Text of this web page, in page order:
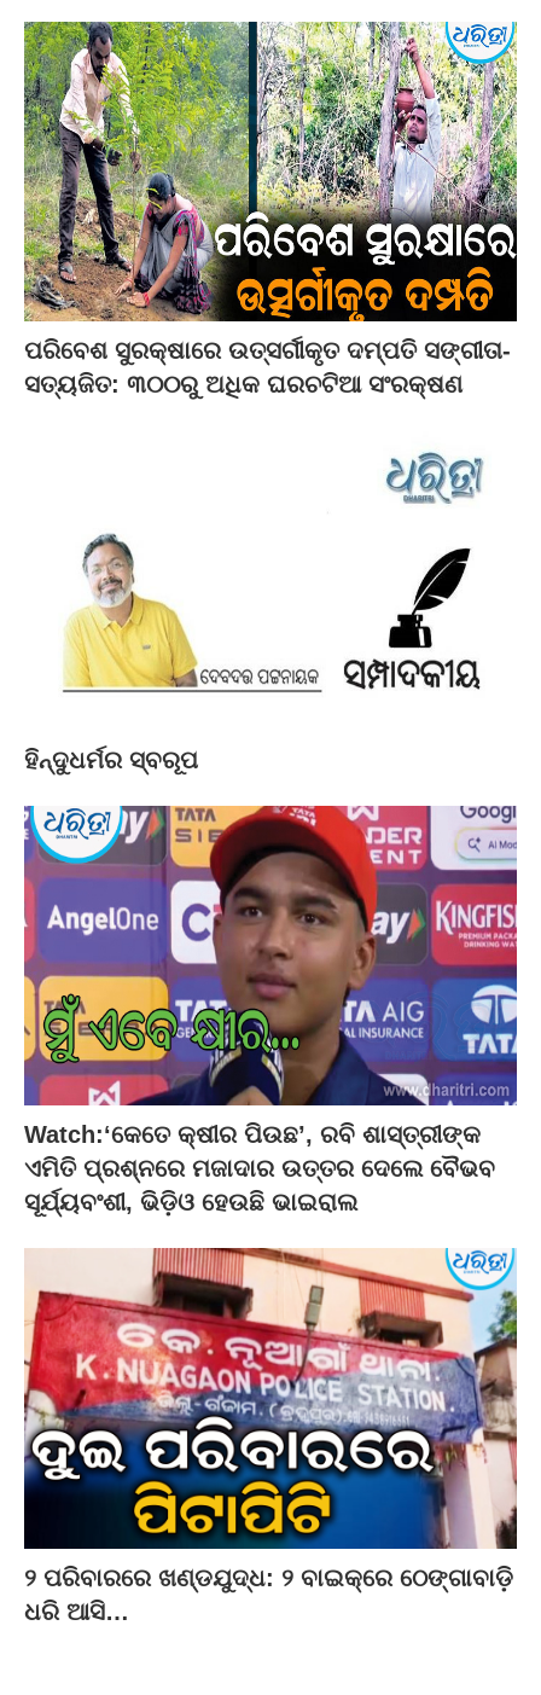
ପରିବେଶ ସୁରକ୍ଷାରେ ଉତ୍ସର୍ଗୀକୃତ ଦମ୍ପତି ସଙ୍ଗୀତା-
ସତ୍ୟଜିତ: ୩୦୦ରୁ ଅଧିକ ଘରଚଟିଆ ସଂରକ୍ଷଣ
ହିନ୍ଦୁଧର୍ମର ସ୍ବରୂପ
Watch:‘କେତେ କ୍ଷୀର ପିଉଛ’, ରବି ଶାସ୍ତ୍ରୀଙ୍କ
ଏମିତି ପ୍ରଶ୍ନରେ ମଜାଦାର ଉତ୍ତର ଦେଲେ ବୈଭବ
ସୂର୍ଯ୍ୟବଂଶୀ, ଭିଡ଼ିଓ ହେଉଛି ଭାଇରାଲ
୨ ପରିବାରରେ ଖଣ୍ଡଯୁଦ୍ଧ: ୨ ବାଇକ୍‌ରେ ଠେଙ୍ଗାବାଡ଼ି
ଧରି ଆସି…